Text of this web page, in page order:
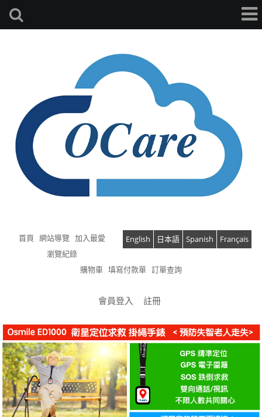
首頁 網站導覽 加入最愛 English 日本語 Spanish
Français
瀏覽紀錄
購物車 填寫付款單 訂單查詢
會員登入 註冊